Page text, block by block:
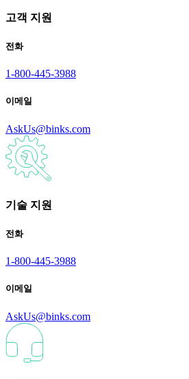
고객 지원
전화
1-800-445-3988
이메일
AskUs@binks.com
기술 지원
전화
1-800-445-3988
이메일
AskUs@binks.com